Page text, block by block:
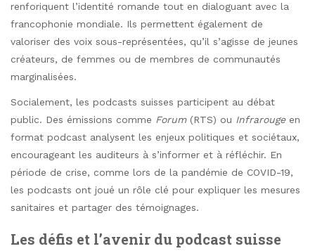
renforiquent l’identité romande tout en dialoguant avec la
francophonie mondiale. Ils permettent également de
valoriser des voix sous-représentées, qu’il s’agisse de jeunes
créateurs, de femmes ou de membres de communautés
marginalisées.
Socialement, les podcasts suisses participent au débat
public. Des émissions comme Forum(RTS) ou Infrarougeen
format podcast analysent les enjeux politiques et sociétaux,
encourageant les auditeurs à s’informer et à réfléchir. En
période de crise, comme lors de la pandémie de COVID-19,
les podcasts ont joué un rôle clé pour expliquer les mesures
sanitaires et partager des témoignages.
Les défis et l’avenir du podcast suisse